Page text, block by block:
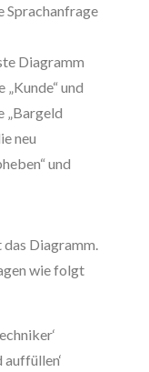
Sprachanfrage
Diagramm
und
„Bargeld
neu
und
Diagramm.
wie folgt
auffüllen‘